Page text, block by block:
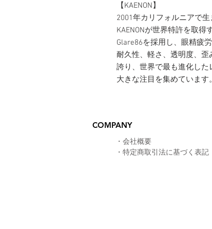
【KAENON】
2001年カリフォルニアで生
KAENONが世界特許を取
Glare86を採用し、眼精疲
耐久性、軽さ、透明度、
誇り、世界で最も進化し
大きな注目を集めています。
COMPANY
​・ 会社概要
・ 特定商取引法に基づく表記